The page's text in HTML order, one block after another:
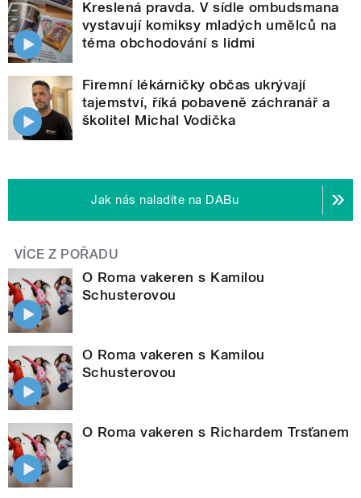
Kreslená pravda. V sídle ombudsmana
vystavují komiksy mladých umělců na
téma obchodování s lidmi
Firemní lékárničky občas ukrývají
tajemství, říká pobaveně záchranář a
školitel Michal Vodička
Jak nás naladíte na DABu
VÍCE Z POŘADU
O Roma vakeren s Kamilou
Schusterovou
O Roma vakeren s Kamilou
Schusterovou
O Roma vakeren s Richardem Trsťanem